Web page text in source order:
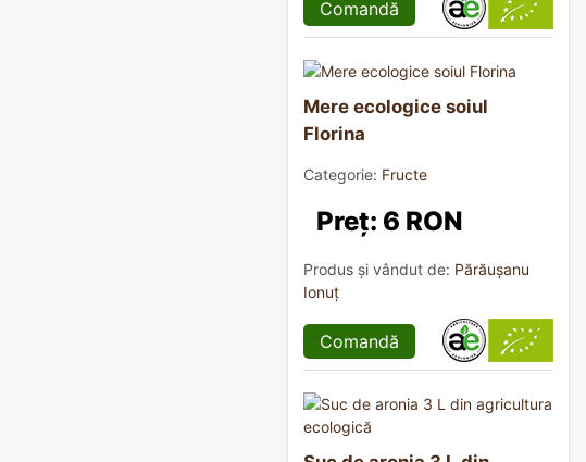
Comandă
Mere ecologice soiul
Florina
Categorie: Fructe
Preț: 6 RON
Produs și vândut de: Părăușanu
Ionuț
Comandă